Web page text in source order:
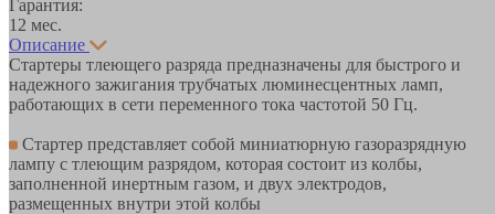
Гарантия:
12 мес.
Описание
Стартеры тлеющего разряда предназначены для быстрого и
надежного зажигания трубчатых люминесцентных ламп,
работающих в сети переменного тока частотой 50 Гц.
Стартер представляет собой миниатюрную газоразрядную
лампу с тлеющим разрядом, которая состоит из колбы,
заполненной инертным газом, и двух электродов,
размещенных внутри этой колбы